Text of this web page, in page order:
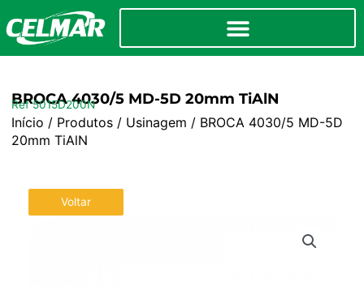
BROCA 4030/5 MD-5D 20mm TiAlN
Ref 5015D200N
Início / Produtos/ Usinagem / BROCA 4030/5 MD-5D
20mm TiAlN
Voltar